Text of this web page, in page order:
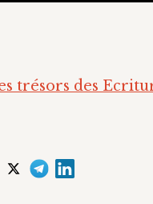
trésors des